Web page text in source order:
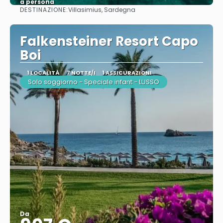
a persona
Vedere
DESTINAZIONE:Villasimius, Sardegna
Falkensteiner Resort Capo
Boi
1 LOCALITÀ 7 NOTTE/I 1 ASSICURAZIONI
Solo soggiorno - Speciale infant - LUSSO
Da